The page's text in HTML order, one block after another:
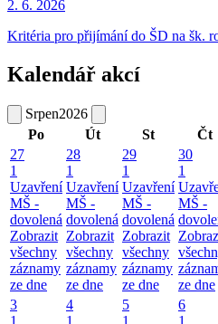
2. 6. 2026
Kritéria pro přijímání do ŠD na šk.
Kalendář akcí
Srpen2026
Po
Út St Čt
27
1
Uzavření
MŠ -
dovolená
Zobrazit
všechny
záznamy
ze dne
28
1
Uzavření
MŠ -
dovolená
Zobrazit
všechny
záznamy
ze dne
29
1
Uzavření
MŠ -
dovolená
Zobrazit
všechny
záznamy
ze dne
30
1
MŠ -
ze dne
3
1
4
1
5
1
6
1